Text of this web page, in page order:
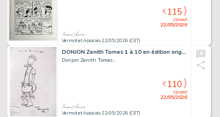
Vermot et Associés 22/05/2026 (CET)
closed
22/05/2026
€115
DONJON Zenith Tomes 1 à 10 en édition originale, tomes...
Donjon Zenith Tomes...
Vermot et Associés 22/05/2026 (CET)
closed
22/05/2026
€110